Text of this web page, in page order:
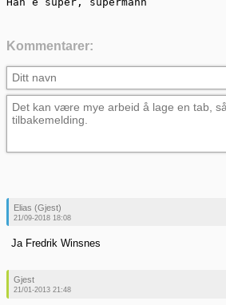
Kommentarer:
Elias (Gjest)
21/09-2018 18:08
Ja Fredrik Winsnes
Gjest
21/01-2013 21:48